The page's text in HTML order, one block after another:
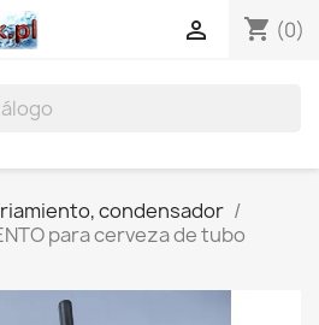
shopping_cart (0)

condensador
para cerveza de tubo